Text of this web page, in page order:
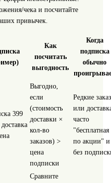
чека и посчитайте
привычек.
Как
посчитать
выгодность
Когда
подписка
обычно
399
Выгодно,
если
(стоимость
доставки ×
кол-во
заказов) >
цена
подписки
Редкие
или
часто
"бесплатная
по акции" и
без
Сравните